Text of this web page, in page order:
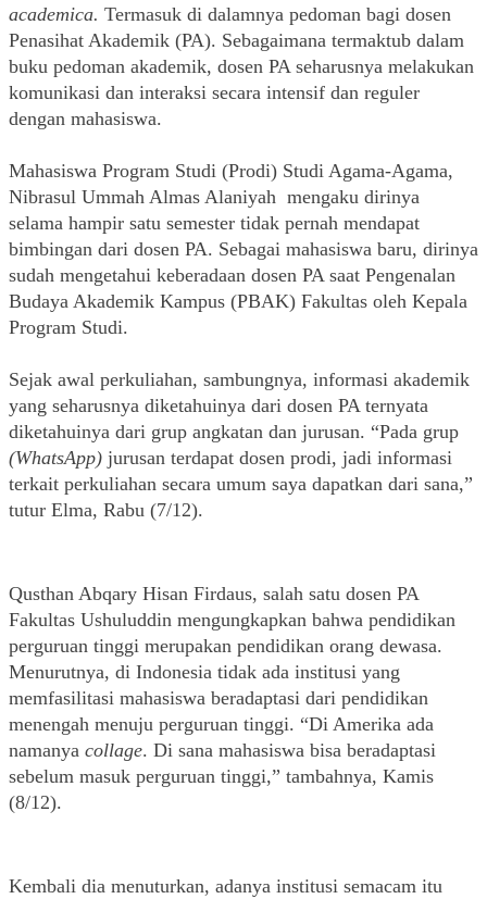
academica. Termasuk di dalamnya pedoman bagi dosen
Penasihat Akademik (PA). Sebagaimana termaktub dalam
buku pedoman akademik, dosen PA seharusnya melakukan
komunikasi dan interaksi secara intensif dan reguler
dengan mahasiswa.
Mahasiswa Program Studi (Prodi) Studi Agama-Agama,
Nibrasul Ummah Almas Alaniyah  mengaku dirinya
selama hampir satu semester tidak pernah mendapat
bimbingan dari dosen PA. Sebagai mahasiswa baru, dirinya
sudah mengetahui keberadaan dosen PA saat Pengenalan
Budaya Akademik Kampus (PBAK) Fakultas oleh Kepala
Program Studi.
Sejak awal perkuliahan, sambungnya, informasi akademik
yang seharusnya diketahuinya dari dosen PA ternyata
(WhatsApp) jurusan terdapat dosen prodi, jadi informasi
terkait perkuliahan secara umum saya dapatkan dari sana,”
tutur Elma, Rabu (7/12).
Qusthan Abqary Hisan Firdaus, salah satu dosen PA
Fakultas Ushuluddin mengungkapkan bahwa pendidikan
perguruan tinggi merupakan pendidikan orang dewasa.
Menurutnya, di Indonesia tidak ada institusi yang
memfasilitasi mahasiswa beradaptasi dari pendidikan
menengah menuju perguruan tinggi. “Di Amerika ada
namanya collage. Di sana mahasiswa bisa beradaptasi
sebelum masuk perguruan tinggi,” tambahnya, Kamis
(8/12).
Kembali dia menuturkan, adanya institusi semacam itu